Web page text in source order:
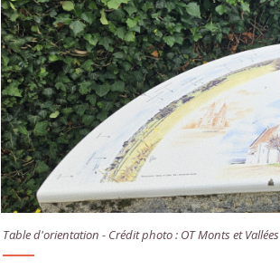
Table d'orientation - Crédit photo : OT Monts et Vallées